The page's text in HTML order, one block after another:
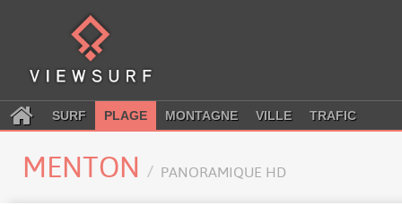
SURF PLAGE MONTAGNE VILLE TRAFIC
MENTON PANORAMIQUE HD